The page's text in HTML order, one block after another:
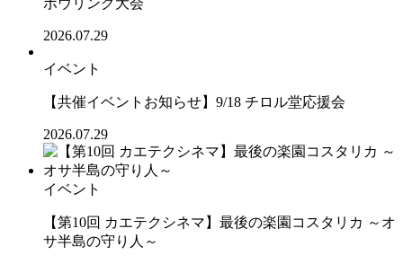
2026.07.29
イベント
【共催イベントお知らせ】9/18 チロル堂応援会
2026.07.29
イベント
【第10回 カエテクシネマ】最後の楽園コスタリカ ～オ
サ半島の守り人～